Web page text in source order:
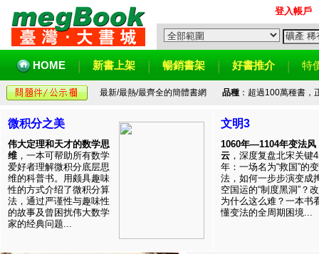
登入帳戶
HOME 新書上架 暢銷書架 好書推介 特
最新/最熱/最齊全的簡體書網 品種：超過100萬種書，
微积分之美
伟大定理和天才的数学思
维 ，一本可帮助所有数学
爱好者理解微积分底层思
维的科普书。用颇具趣味
性的方式介绍了微积分算
法，通过严谨性与趣味性
的故事及曾困扰伟大数学
家的经典问题...
文明3
1060年—1104年变法风
云 ，深度复盘北宋关键
年：一场名为“救国”的变
法，如何一步步演变成
空国运的“制度黑洞”？
为什么这么难？一本书
懂变法的全周期困境...